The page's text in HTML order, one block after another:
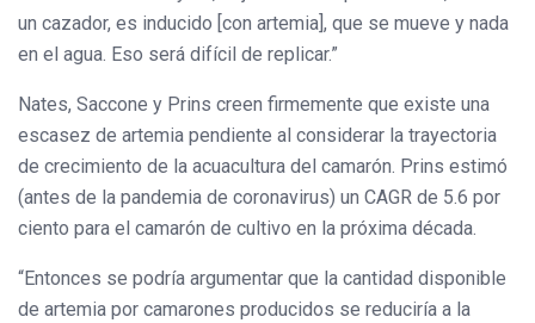
un cazador, es inducido [con artemia], que se mueve y nada
en el agua. Eso será difícil de replicar.”
Nates, Saccone y Prins creen firmemente que existe una
escasez de artemia pendiente al considerar la trayectoria
de crecimiento de la acuacultura del camarón. Prins estimó
(antes de la pandemia de coronavirus) un CAGR de 5.6 por
ciento para el camarón de cultivo en la próxima década.
“Entonces se podría argumentar que la cantidad disponible
de artemia por camarones producidos se reduciría a la